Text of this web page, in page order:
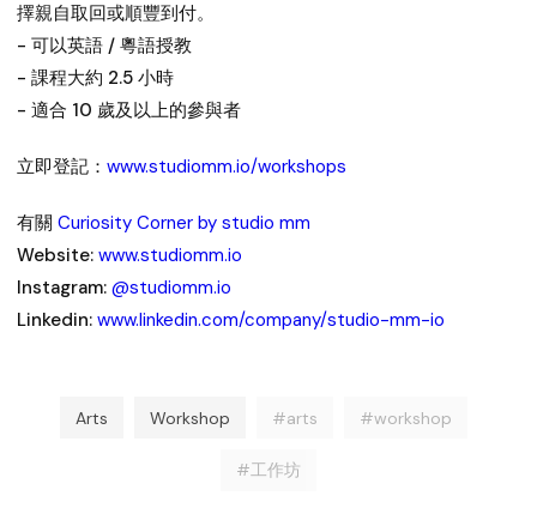
擇親自取回或順豐到付。
- 可以英語 / 粵語授教
- 課程大約 2.5 小時
- 適合 10 歲及以上的參與者
立即登記： www.studiomm.io/workshops
有關 Curiosity Corner by studio mm
Website: www.studiomm.io
Instagram: @studiomm.io
Linkedin: www.linkedin.com/company/studio-mm-io
Arts Workshop #arts #workshop
#工作坊